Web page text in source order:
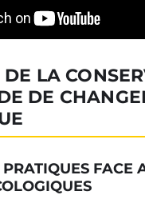
DE LA
DE
PRATIQUES FACE